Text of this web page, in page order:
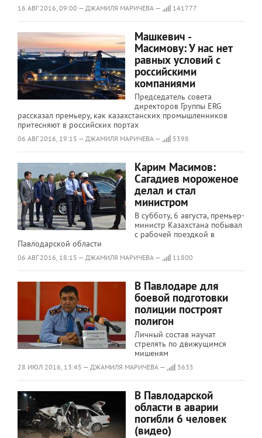
16 АВГ 2016, 09:00 — ДЖАМИЛЯ МАРИЧЕВА — 141777
Машкевич -
Масимову: У нас нет
равных условий с
российскими
компаниями
Председатель совета
директоров Группы ERG
рассказал премьеру, как казахстанских промышленников
притесняют в российских портах
06 АВГ 2016, 19:15 — ДЖАМИЛЯ МАРИЧЕВА — 5398
Карим Масимов:
Сагадиев мороженое
делал и стал
министром
В субботу, 6 августа, премьер-
министр Казахстана побывал
с рабочей поездкой в
Павлодарской области
06 АВГ 2016, 18:15 — ДЖАМИЛЯ МАРИЧЕВА — 11800
В Павлодаре для
боевой подготовки
полиции построят
полигон
Личный состав научат
стрелять по движущимся
мишеням
28 ИЮЛ 2016, 13:45 — ДЖАМИЛЯ МАРИЧЕВА — 3635
В Павлодарской
области в аварии
погибли 6 человек
(видео)